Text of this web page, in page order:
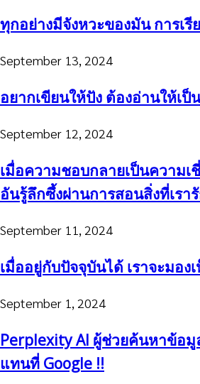
ทุกอย่างมีจังหวะของมัน การเรี
September 13, 2024
อยากเขียนให้ปัง ต้องอ่านให้เป็น
September 12, 2024
เมื่อความชอบกลายเป็นความเ
อันรู้ลึกซึ้งผ่านการสอนสิ่งที่เรา
September 11, 2024
เมื่ออยู่กับปัจจุบันได้ เราจะมอง
September 1, 2024
Perplexity AI ผู้ช่วยค้นหาข้อมู
แทนที่ Google !!